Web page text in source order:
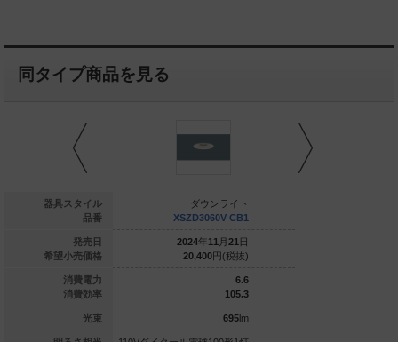
同タイプ商品を見る
器具スタイル
品番
発売日
希望小売価格
消費電力
消費効率
光束
ダウンライト
円(税抜)
7.4
100
ダウンライト
XSZD3060V CB1
2024年11 月 21 日
20,400円(税抜)
6.6
105.3
695lm